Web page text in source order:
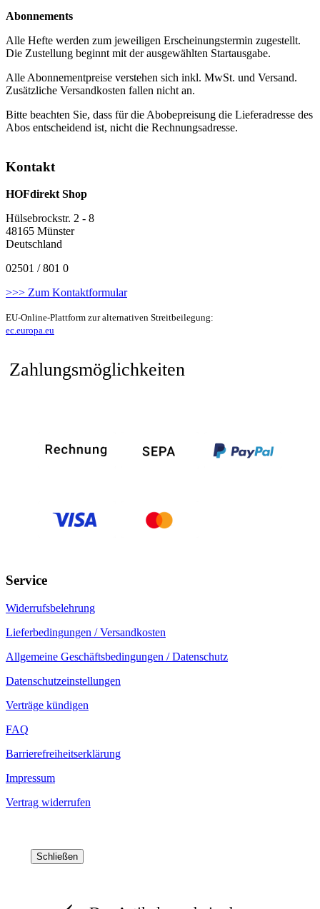
Abonnements
Alle Hefte werden zum jeweiligen Erscheinungstermin zugestellt.
Die Zustellung beginnt mit der ausgewählten Startausgabe.
Alle Abonnementpreise verstehen sich inkl. MwSt. und Versand.
Zusätzliche Versandkosten fallen nicht an.
Bitte beachten Sie, dass für die Abobepreisung die Lieferadresse des
Abos entscheidend ist, nicht die Rechnungsadresse.
Kontakt
HOFdirekt Shop
Hülsebrockstr. 2 - 8
48165 Münster
Deutschland
02501 / 801 0
>>> Zum Kontaktformular
EU-Online-Plattform zur alternativen Streitbeilegung:
ec.europa.eu
Zahlungsmöglichkeiten
Service
Widerrufsbelehrung
Lieferbedingungen / Versandkosten
Allgemeine Geschäftsbedingungen / Datenschutz
Datenschutzeinstellungen
Verträge kündigen
FAQ
Barrierefreiheitserklärung
Impressum
Vertrag widerrufen
Schließen